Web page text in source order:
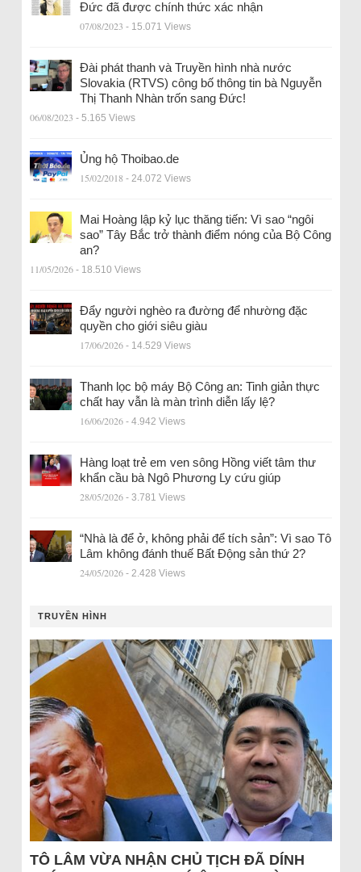
Đức đã được chính thức xác nhận
07/08/2023 - 15.071 Views
Đài phát thanh và Truyền hình nhà nước
Slovakia (RTVS) công bố thông tin bà Nguyễn
Thị Thanh Nhàn trốn sang Đức!
06/08/2023 - 5.165 Views
Ủng hộ Thoibao.de
15/02/2018 - 24.072 Views
Mai Hoàng lập kỷ lục thăng tiến: Vì sao “ngôi
sao” Tây Bắc trở thành điểm nóng của Bộ Công
an?
11/05/2026 - 18.510 Views
Đẩy người nghèo ra đường để nhường đặc
quyền cho giới siêu giàu
17/06/2026 - 14.529 Views
Thanh lọc bộ máy Bộ Công an: Tinh giản thực
chất hay vẫn là màn trình diễn lấy lệ?
16/06/2026 - 4.942 Views
Hàng loạt trẻ em ven sông Hồng viết tâm thư
khẩn cầu bà Ngô Phương Ly cứu giúp
28/05/2026 - 3.781 Views
“Nhà là để ở, không phải để tích sản”: Vì sao Tô
Lâm không đánh thuế Bất Động sản thứ 2?
24/05/2026 - 2.428 Views
TRUYỀN HÌNH
TÔ LÂM VỪA NHẬN CHỦ TỊCH ĐÃ DÍNH